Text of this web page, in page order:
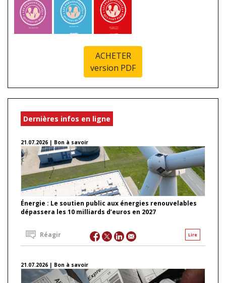
ACHETER
version PDF
Dernières infos en ligne
21.07.2026 | Bon à savoir
Énergie : Le soutien public aux énergies renouvelables
dépassera les 10 milliards d’euros en 2027
Lire
Réagir
21.07.2026 | Bon à savoir